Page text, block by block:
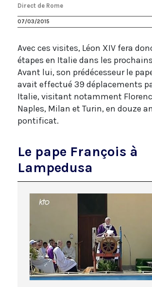
Direct de Rome
07/03/2015
Avec ces visites, Léon XIV fera
étapes en Italie dans les
Avant lui, son prédécesseur le
avait effectué 39 déplacements
Italie, visitant notamment
Naples, Milan et Turin, en douze
pontificat.
Le pape François à
Lampedusa